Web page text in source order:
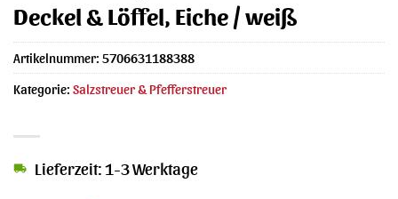
Deckel & Löffel, Eiche / weiß
Lieferzeit: 1-3 Werktage
Artikelnummer: 5706631188388
Kategorie: Salzstreuer & Pfefferstreuer